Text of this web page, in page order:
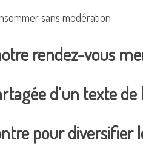
sans modération
rendez-vous
d’un texte de
pour diversifier